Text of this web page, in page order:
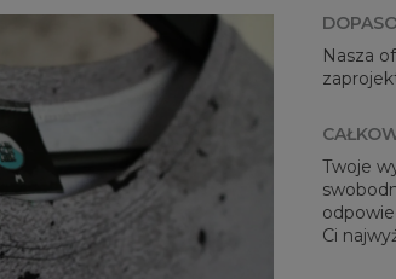
Nasza
Twoje
Ci